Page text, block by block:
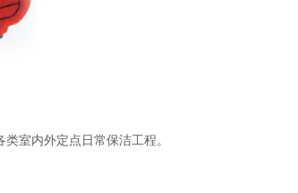
室内外定点日常保洁工程。